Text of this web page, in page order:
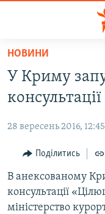
Перейти
основного
матеріалу
до
навігації
Перейти
до
пошуку
ВОДА.КРИМ
ВІДЕО ТА ФОТО
ПОЛІТИКА
БЛОГИ
ПОГЛЯД
ІНТЕРВ'Ю
НОВИНИ
У Криму
28 вересень 2016, 12:45
Поділитись
В анексованому
консультації
міністерство